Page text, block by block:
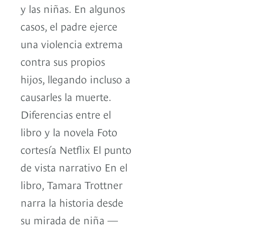
y las niñas. En algunos
casos, el padre ejerce
una violencia extrema
contra sus propios
hijos, llegando incluso a
causarles la muerte.
Diferencias entre el
libro y la novela Foto
cortesía Netflix El punto
de vista narrativo En el
libro, Tamara Trottner
narra la historia desde
su mirada de niña —